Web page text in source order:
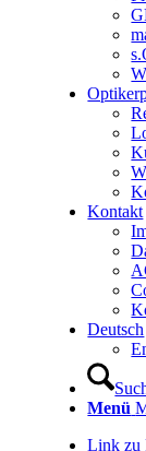
Kontakt
Deutsch
Menü
Link zu